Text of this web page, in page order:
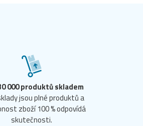
000 produktů skladem
jsou plné produktů a
zboží 100 % odpovídá
skutečnosti.